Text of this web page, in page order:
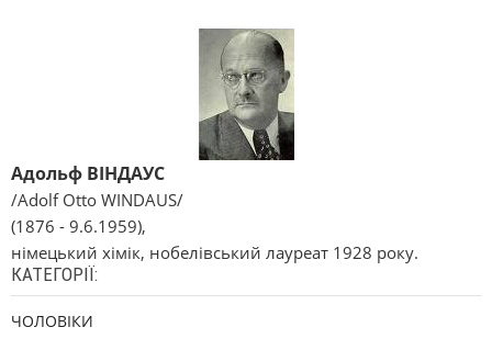
Адольф ВІНДАУС
/Adolf Otto WINDAUS/
(1876 - 9.6.1959),
німецький хімік, нобелівський лауреат 1928 року.
КАТЕГОРІЇ:
ЧОЛОВІКИ